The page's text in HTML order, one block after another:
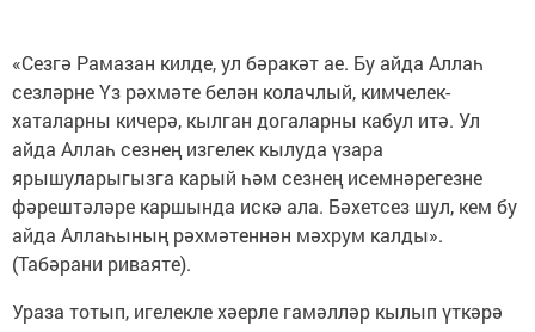
«Сезгә Рамазан килде, ул бәракәт ае. Бу айда Аллаһ
сезләрне Үз рәхмәте белән колачлый, кимчелек-
хаталарны кичерә, кылган догаларны кабул итә. Ул
айда Аллаһ сезнең изгелек кылуда үзара
ярышуларыгызга карый һәм сезнең исемнәрегезне
фәрештәләре каршында искә ала. Бәхетсез шул, кем бу
айда Аллаһының рәхмәтеннән мәхрум калды».
(Табәрани риваяте).
Ураза тотып, игелекле хәерле гамәлләр кылып үткәрә